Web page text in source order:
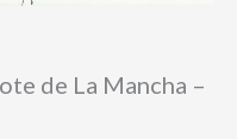
de La Mancha –